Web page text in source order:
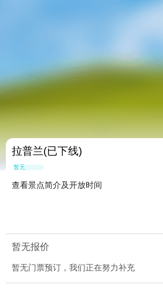
拉普兰(已下线)
暂无点评
查看景点简介及开放时间
暂无报价
暂无门票预订，我们正在努力补充